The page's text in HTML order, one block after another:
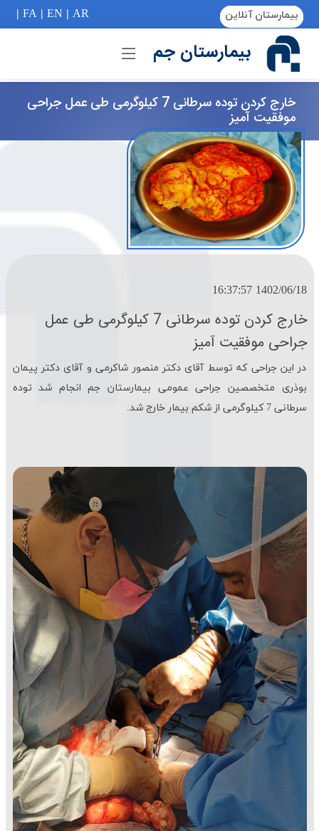
FA| EN | AR
| بیمارستان آنلاین
if (Model != null) {
بیمارستان جم
خارج كردن توده سرطانی 7 كیلوگرمی طی عمل جراحی
موفقیت آمیز
1402/06/18 16:37:57
خارج كردن توده سرطانی 7 كیلوگرمی طی عمل
جراحی موفقیت آمیز
در این جراحی كه توسط آقای دكتر منصور شاكرمی و آقای دكتر پیمان
بوذری متخصصین جراحی عمومی بیمارستان جم انجام شد توده
سرطانی 7 كیلوگرمی از شكم بیمار خارج شد.